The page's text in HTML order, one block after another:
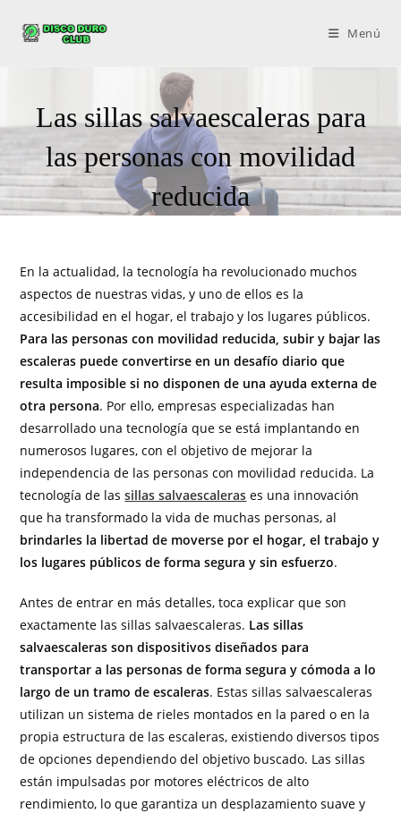
Menú
Las sillas salvaescaleras para
las personas con movilidad
reducida
En la actualidad, la tecnología ha revolucionado muchos
aspectos de nuestras vidas, y uno de ellos es la
accesibilidad en el hogar, el trabajo y los lugares públicos.
Para las personas con movilidad reducida, subir y bajar las
escaleras puede convertirse en un desafío diario que
resulta imposible si no disponen de una ayuda externa de
otra persona. Por ello, empresas especializadas han
desarrollado una tecnología que se está implantando en
numerosos lugares, con el objetivo de mejorar la
independencia de las personas con movilidad reducida. La
tecnología de lassillas salvaescaleras es una innovación
que ha transformado la vida de muchas personas, al
brindarles la libertad de moverse por el hogar, el trabajo y
los lugares públicos de forma segura y sin esfuerzo.
Antes de entrar en más detalles, toca explicar que son
exactamente las sillas salvaescaleras. Las sillas
salvaescaleras son dispositivos diseñados para
transportar a las personas de forma segura y cómoda a lo
largo de un tramo de escaleras. Estas sillas salvaescaleras
utilizan un sistema de rieles montados en la pared o en la
propia estructura de las escaleras, existiendo diversos tipos
de opciones dependiendo del objetivo buscado. Las sillas
están impulsadas por motores eléctricos de alto
rendimiento, lo que garantiza un desplazamiento suave y